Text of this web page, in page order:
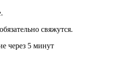
свяжутся.
через 5 минут